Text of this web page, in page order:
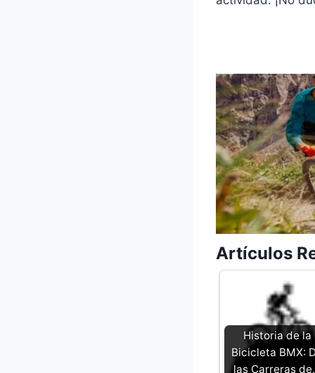
Artículos
Historia de la
Bicicleta BMX:
las Carreras